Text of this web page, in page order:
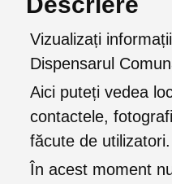
Vizualizați
Dispensarul
Aici puteți vedea
contactele,
făcute de utilizatori.
În acest moment